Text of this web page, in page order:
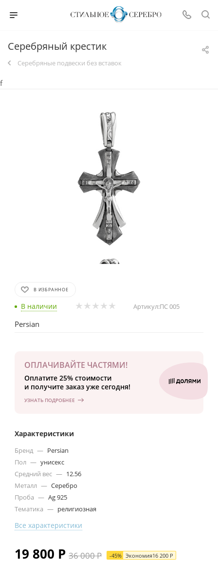
Серебряный крестик
Серебряные подвески без вставок
f
В ИЗБРАННОЕ
В наличии Артикул:ПС 005
Persian
ОПЛАЧИВАЙТЕ ЧАСТЯМИ!
Оплатите 25% стоимости
и получите заказ уже сегодня!
УЗНАТЬ ПОДРОБНЕЕ
Характеристики
Бренд — Persian
Пол — унисекс
Средний вес — 12.56
Металл — Серебро
Проба — Ag 925
Тематика — религиозная
Все характеристики
19 800 Р 36 000Р -45% Экономия16 200 Р